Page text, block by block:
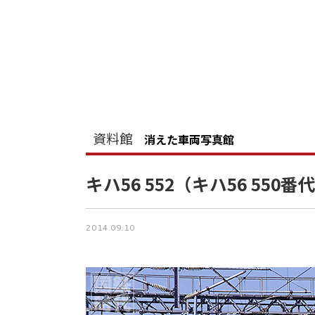
資料館 消えた車両写真館
キハ56 552（キハ56 550番
2014.09.10